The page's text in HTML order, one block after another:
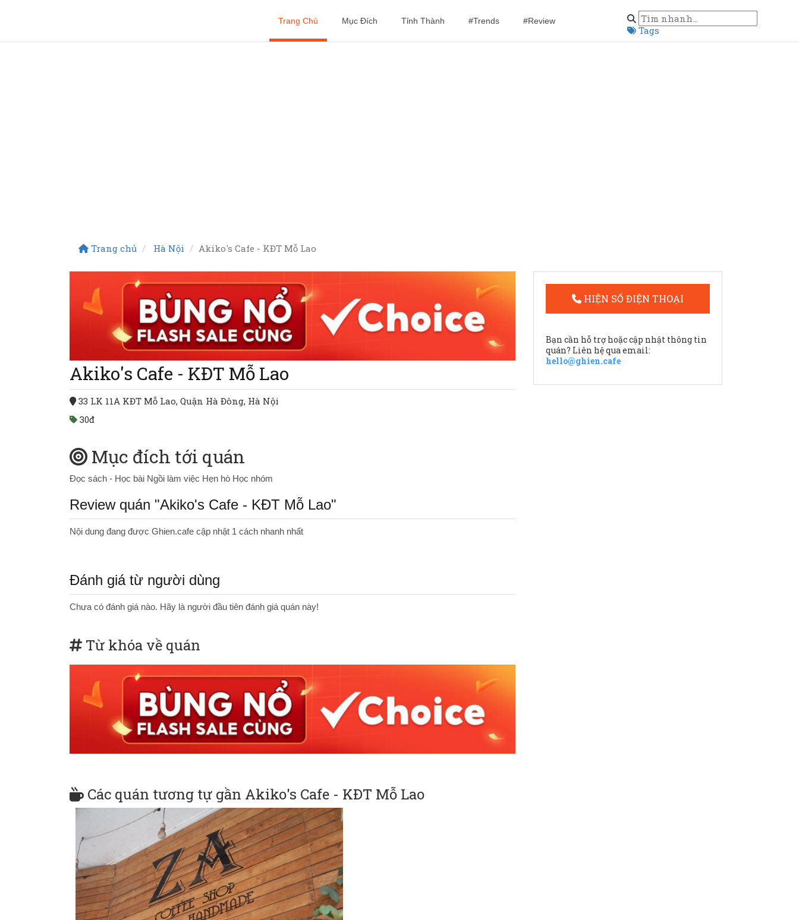
Trang Chủ Mục Đích Tỉnh Thành #Trends #Review
Tags
Trang chủ Hà Nội Akiko's Cafe - KĐT Mỗ Lao
Akiko's Cafe - KĐT Mỗ Lao
33 LK 11A KĐT Mỗ Lao, Quận Hà Đông, Hà Nội
30đ
Mục đích tới quán
Đọc sách - Học bài Ngồi làm việc Hẹn hò Học nhóm
Review quán "Akiko's Cafe - KĐT Mỗ Lao"
Nội dung đang được Ghien.cafe cập nhật 1 cách nhanh nhất
Đánh giá từ người dùng
Chưa có đánh giá nào. Hãy là người đầu tiên đánh giá quán này!
Từ khóa về quán
Các quán tương tự gần Akiko's Cafe - KĐT Mỗ Lao
HIỆN SỐ ĐIỆN THOẠI
Bạn cần hỗ trợ hoặc cập nhật thông tin
quán? Liên hệ qua email:
hello@ghien.cafe